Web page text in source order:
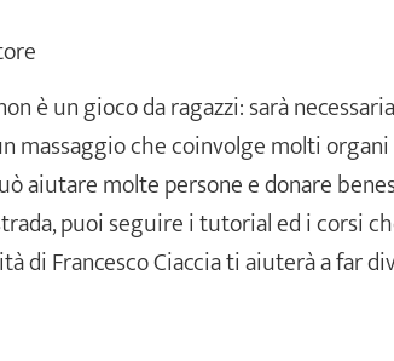
è un gioco da ragazzi: sarà
massaggio che coinvolge molti
aiutare molte persone e donare
puoi seguire i tutorial ed i corsi
di Francesco Ciaccia ti aiuterà a far